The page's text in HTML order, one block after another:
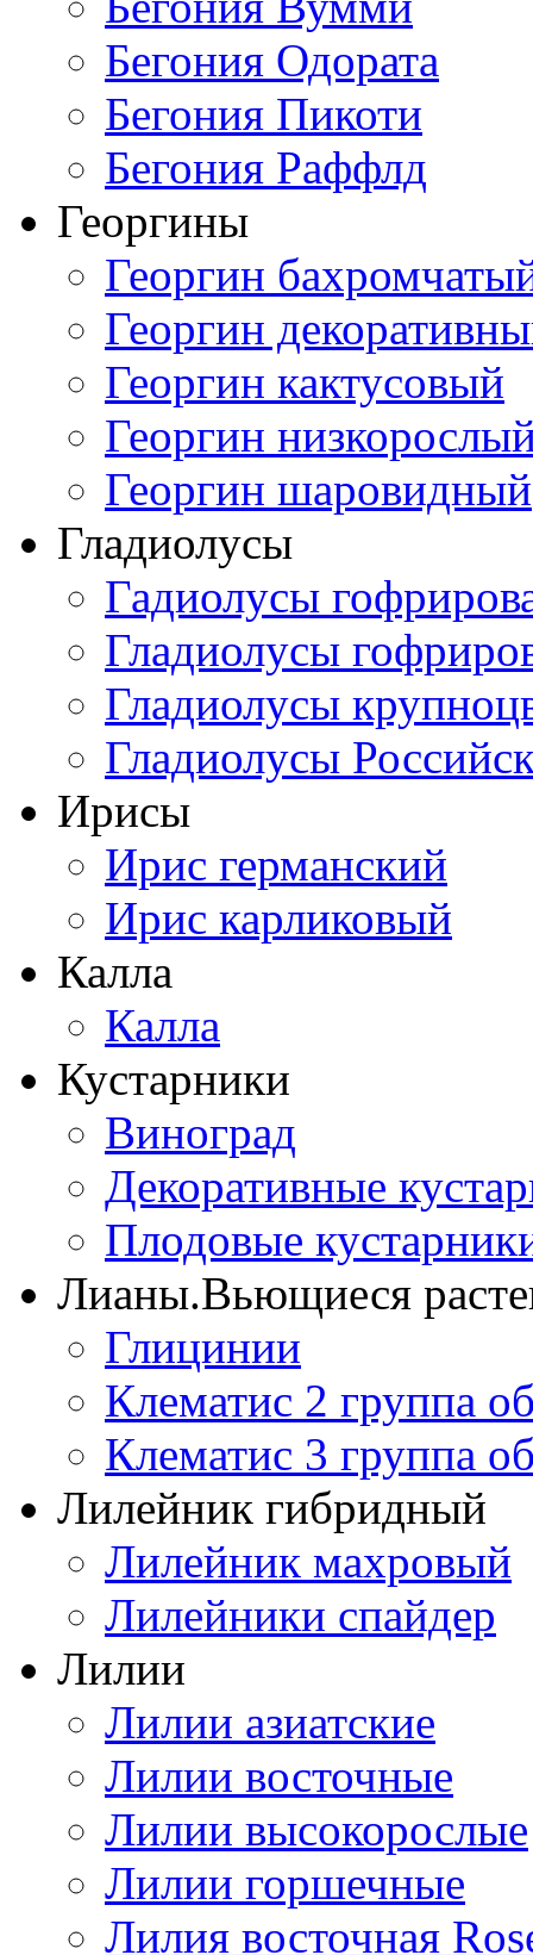
Бегония Одората
Бегония Пикоти
Бегония Раффлд
Георгины
Георгин
Георгин
Георгин кактусовый
Георгин
Георгин шаровидный
Гладиолусы
Гадиолусы
Гладиолусы
Гладиолусы
Гладиолусы
Ирисы
Ирис германский
Ирис карликовый
Калла
Калла
Кустарники
Виноград
Декоративные
Плодовые
Лианы.Вьющиеся
Глицинии
Клематис 2 группа
Клематис 3 группа
Лилейник гибридный
Лилейник махровый
Лилейники спайдер
Лилии
Лилии азиатские
Лилии восточные
Лилии высокорослые
Лилии горшечные
Лилия восточная